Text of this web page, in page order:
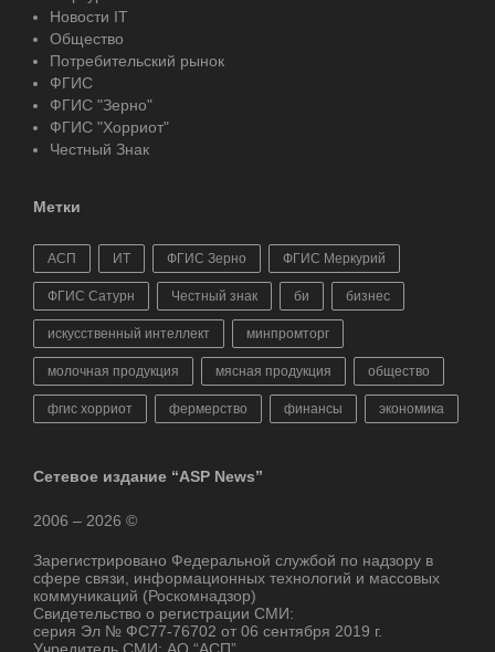
Новости IT
Общество
Потребительский рынок
ФГИС
ФГИС "Зерно"
ФГИС "Хорриот"
Честный Знак
Метки
АСП ИТ ФГИС Зерно ФГИС Меркурий
ФГИС Сатурн Честный знак би бизнес
искусственный интеллект минпромторг
молочная продукция мясная продукция общество
фгис хорриот фермерство финансы экономика
Сетевое издание “ASP News”
2006 – 2026 ©
Зарегистрировано Федеральной службой по надзору в
сфере связи, информационных технологий и массовых
коммуникаций (Роскомнадзор)
Свидетельство о регистрации СМИ:
серия Эл № ФС77-76702 от 06 сентября 2019 г.